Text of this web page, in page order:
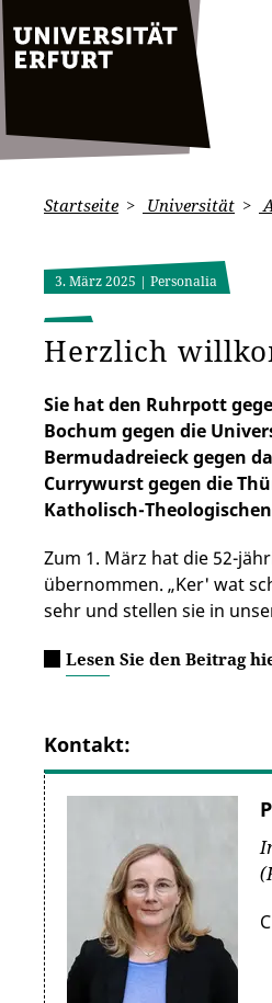
Startseite Universität
3. März 2025 | Personalia
Herzlich
Sie hat den Ruhrpott
Bochum gegen die
Bermudadreieck gegen
Currywurst gegen die
Katholisch-
Zum 1. März hat die 52-
übernommen. „Ker' wat
sehr und stellen sie in
Lesen Sie den Beitrag
Kontakt: